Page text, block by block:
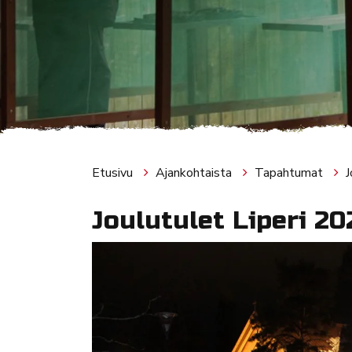
Etusivu Ajankohtaista Tapahtumat
Joulutulet Liperi